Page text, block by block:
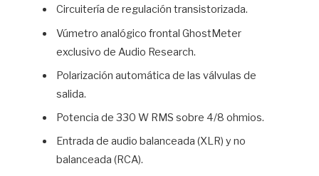
Circuitería de regulación transistorizada.
Vúmetro analógico frontal GhostMeter
exclusivo de Audio Research.
Polarización automática de las válvulas de
salida.
Potencia de 330 W RMS sobre 4/8 ohmios.
Entrada de audio balanceada (XLR) y no
balanceada (RCA).